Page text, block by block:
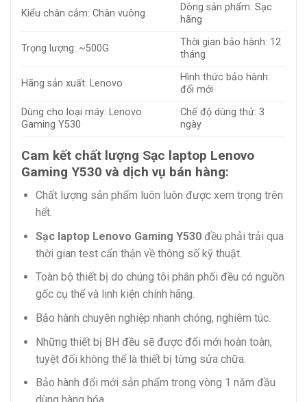
Kiểu chân cắm: Chân vuông
Dòng sản phẩm: Sạc
hãng
Trọng lượng: ~500G
Thời gian bảo hành: 12
tháng
Hãng sản xuất: Lenovo
Hình thức bảo hành:
đổi mới
Dùng cho loại máy: Lenovo
Gaming Y530
Chế độ dùng thử: 3
ngày
Cam kết chất lượng Sạc laptop Lenovo
Gaming Y530 và dịch vụ bán hàng:
Chất lượng sản phẩm luôn luôn được xem trọng trên
hết.
Sạc laptop Lenovo Gaming Y530đều phải trải qua
thời gian test cẩn thận về thông số kỹ thuật.
Toàn bộ thiết bị do chúng tôi phân phối đều có nguồn
gốc cụ thể và linh kiện chính hãng.
Bảo hành chuyên nghiệp nhanh chóng, nghiêm túc.
Những thiết bị BH đều sẽ được đổi mới hoàn toàn,
tuyệt đối không thể là thiết bị từng sửa chữa.
Bảo hành đổi mới sản phẩm trong vòng 1 năm đầu